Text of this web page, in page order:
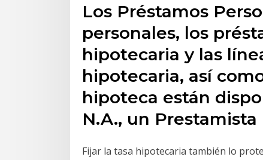
Los Préstamos
personales, los
hipotecaria y las
hipotecaria, así
hipoteca están
N.A., un
Fijar la tasa hipotecaria también lo